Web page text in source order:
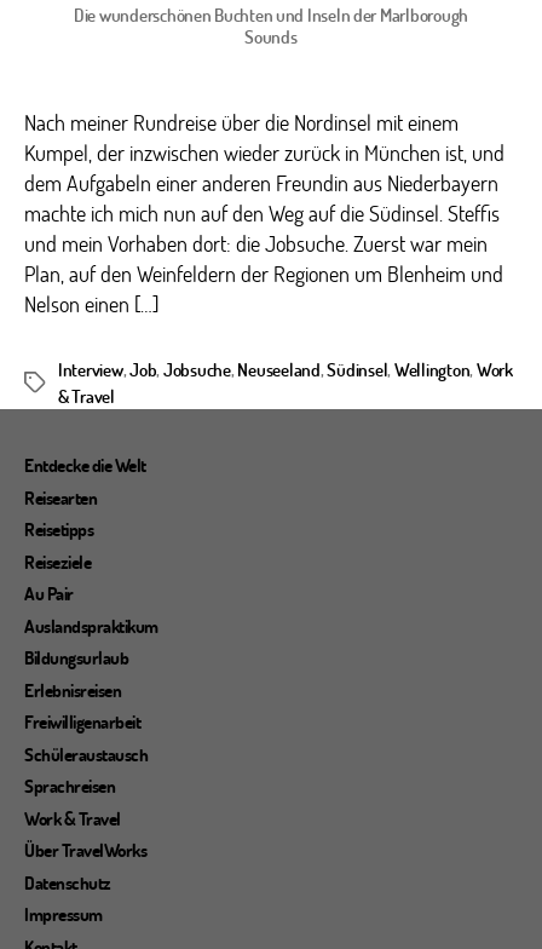
Die wunderschönen Buchten und Inseln der Marlborough
Sounds
Nach meiner Rundreise über die Nordinsel mit einem
Kumpel, der inzwischen wieder zurück in München ist, und
dem Aufgabeln einer anderen Freundin aus Niederbayern
machte ich mich nun auf den Weg auf die Südinsel. Steffis
und mein Vorhaben dort: die Jobsuche. Zuerst war mein
Plan, auf den Weinfeldern der Regionen um Blenheim und
Nelson einen […]
Schlagwörter
Interview,Job, Jobsuche, Neuseeland,Südinsel, Wellington, Work
& Travel
Entdecke die Welt
Reisearten
Reisetipps
Reiseziele
Au Pair
Auslandspraktikum
Bildungsurlaub
Erlebnisreisen
Freiwilligenarbeit
Schüleraustausch
Sprachreisen
Work & Travel
Über TravelWorks
Datenschutz
Impressum